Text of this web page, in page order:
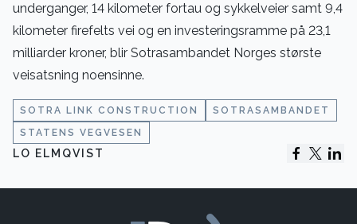
underganger, 14 kilometer fortau og sykkelveier samt 9,4
kilometer firefelts vei og en investeringsramme på 23,1
milliarder kroner, blir Sotrasambandet Norges største
veisatsning noensinne.
SOTRA LINK CONSTRUCTION
SOTRASAMBANDET
STATENS VEGVESEN
LO ELMQVIST